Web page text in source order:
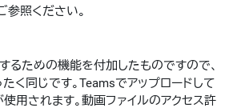
参照ください。
るための機能を付加したものですので、
く同じです。Teamsでアップロードして
用されます。動画ファイルのアクセス許